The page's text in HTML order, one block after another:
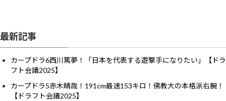
最新記事
カープドラ6西川篤夢！「日本を代表する遊撃手になりたい」【ドラ
フト会議2025】
カープドラ5赤木晴哉！191cm最速153キロ！佛教大の本格派右腕！
【ドラフト会議2025】